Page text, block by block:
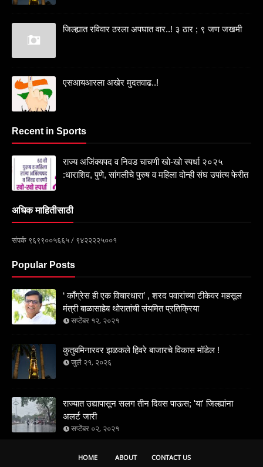
जिल्ह्यात रविवार ठरला अपघात वार..! ३ ठार ; ९ जण जखमी
एसआयआरला अखेर मुदतवाढ..!
Recent in Sports
राज्य अजिंक्यपद व निवड चाचणी खो-खो स्पर्धा २०२५
:धाराशिव, पुणे, सांगलीचे पुरुष व महिला दोन्ही संघ उपांत्य फेरीत
अधिक माहितीसाठी
संपर्क ९६९९००५६६५ / ९४२२२२५००१
Popular Posts
‘ काँग्रेस ही एक विचारधारा’ , शरद पवारांच्या टीकेवर महसूल
मंत्री बाळासाहेब थोरातांची संयमित प्रतिक्रिया
सप्टेंबर १२, २०२१
कुतुबमिनारवर झळकले हिवरे बाजारचे विकास मॉडेल !
जुलै २१, २०२६
राज्यात उद्यापासून सलग तीन दिवस पाऊस; 'या' जिल्ह्यांना
अलर्ट जारी
सप्टेंबर ०२, २०२१
HOME ABOUT CONTACT US